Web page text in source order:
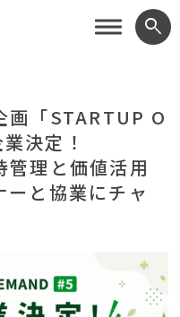
search
画「STARTUP O
決定！
管理と価値活用
ーと協業にチャ